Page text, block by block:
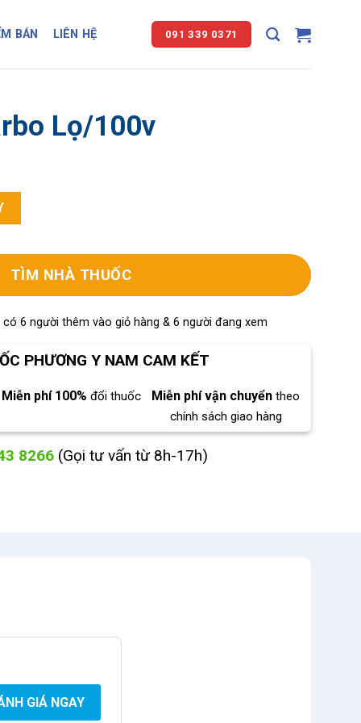
BÁN LIÊN HỆ 091 339 0371
Lọ/100v
TÌM NHÀ THUỐC
có 6 người thêm vào giỏ hàng & 6 người đang xem
PHƯƠNG Y NAM CAM KẾT
Miễn phí 100% đổi thuốc Miễn phí vận chuyển theo
chính sách giao hàng
8266 (Gọi tư vấn từ 8h-17h)
GIÁ NGAY